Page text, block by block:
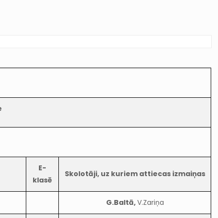
E-
klasē
Skolotāji, uz kuriem attiecas izmaiņas
G.Baltā,V.Zariņa